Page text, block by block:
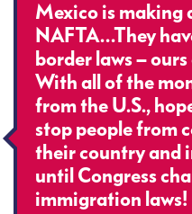
Mexico is making
NAFTA…They
border laws –
With all of the
from the U.S.,
stop people from
their country and
until Congress
immigration laws!